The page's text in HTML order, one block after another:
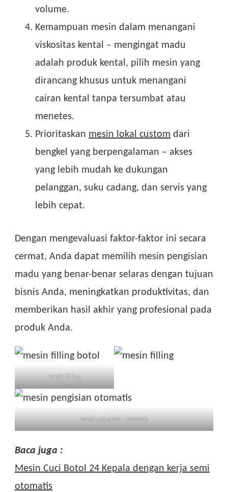
volume.
Kemampuan mesin dalam menangani
viskositas kental – mengingat madu
adalah produk kental, pilih mesin yang
dirancang khusus untuk menangani
cairan kental tanpa tersumbat atau
menetes.
Prioritaskan mesin lokal custom dari
bengkel yang berpengalaman – akses
yang lebih mudah ke dukungan
pelanggan, suku cadang, dan servis yang
lebih cepat.
Dengan mengevaluasi faktor-faktor ini secara
cermat, Anda dapat memilih mesin pengisian
madu yang benar-benar selaras dengan tujuan
bisnis Anda, meningkatkan produktivitas, dan
memberikan hasil akhir yang profesional pada
produk Anda.
mesin filling
mesin pengisian otomatis
Baca juga :
Mesin Cuci Botol 24 Kepala dengan kerja semi
otomatis